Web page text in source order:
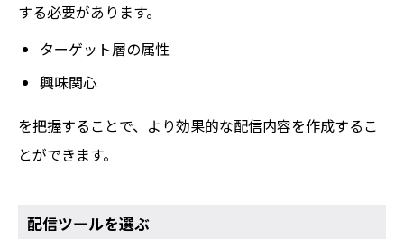
する必要があります。
ターゲット層の属性
興味関心
を把握することで、より効果的な配信内容を作成するこ
とができます。
配信ツールを選ぶ